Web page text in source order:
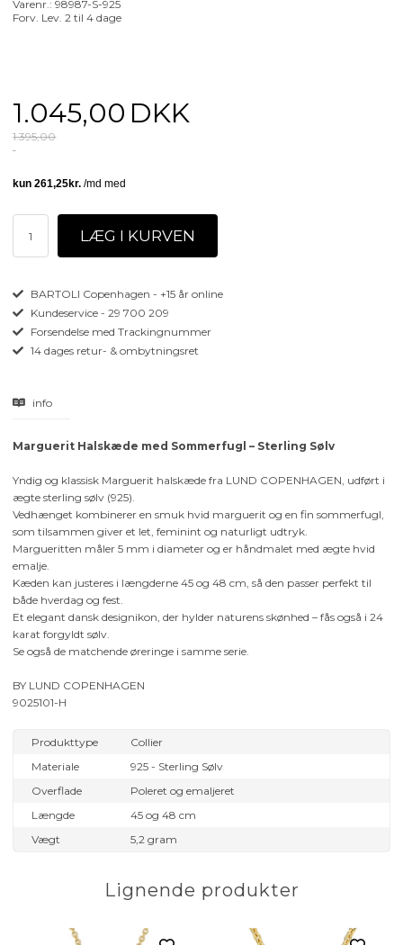
Varenr.:98987-S-925
Forv. Lev. 2 til 4 dage
1.045,00 DKK
1.395,00
BARTOLI Copenhagen - +15 år online
Kundeservice - 29 700 209
Forsendelse med Trackingnummer
14 dages retur- & ombytningsret
info
Marguerit Halskæde med Sommerfugl – Sterling Sølv
Yndig og klassisk Marguerit halskæde fra LUND COPENHAGEN, udført i
ægte sterling sølv (925).
Vedhænget kombinerer en smuk hvid marguerit og en fin sommerfugl,
som tilsammen giver et let, feminint og naturligt udtryk.
Margueritten måler 5 mm i diameter og er håndmalet med ægte hvid
emalje.
Kæden kan justeres i længderne 45 og 48 cm, så den passer perfekt til
både hverdag og fest.
Et elegant dansk designikon, der hylder naturens skønhed – fås også i 24
karat forgyldt sølv.
Se også de matchende øreringe i samme serie.
BY LUND COPENHAGEN
9025101-H
Produkttype
Collier
Materiale
925 - Sterling Sølv
Overflade
Poleret og emaljeret
Længde
45 og 48 cm
Vægt
5,2 gram
Lignende produkter